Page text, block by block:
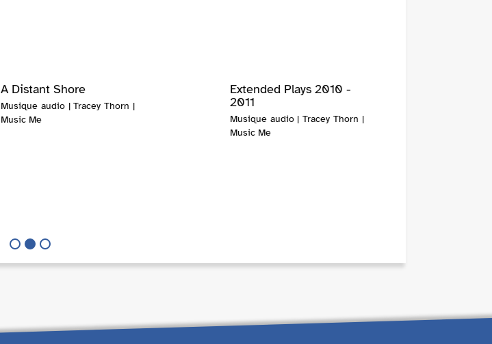
A Distant Shore
Musique audio | Tracey Thorn |
Music Me
Extended Plays 2010 -
2011
Musique audio | Tracey Thorn |
Music Me